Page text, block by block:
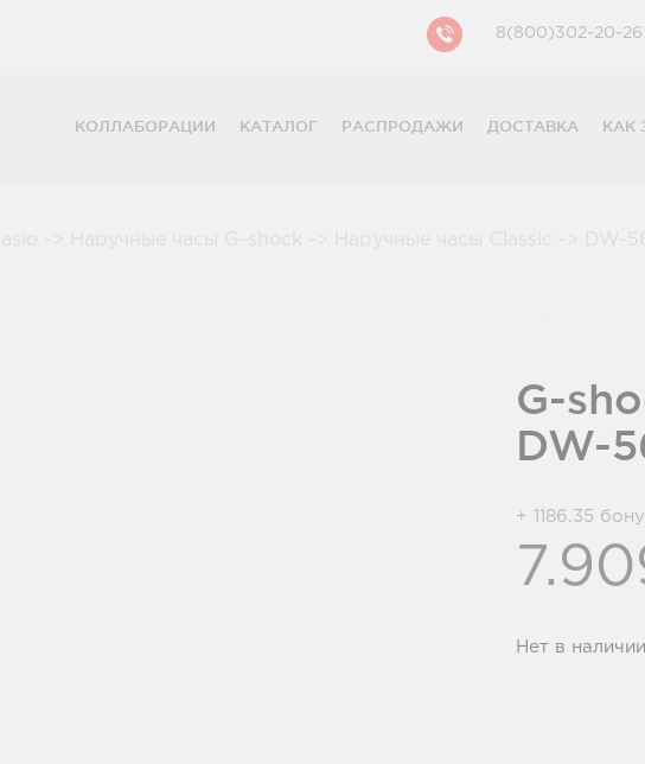
8(800)302-20-26
КОЛЛАБОРАЦИИ
КАТАЛОГ
РАСПРОДАЖИ ДОСТАВКА КАК
G-
DW-
+ 1186.35
Нет в наличии